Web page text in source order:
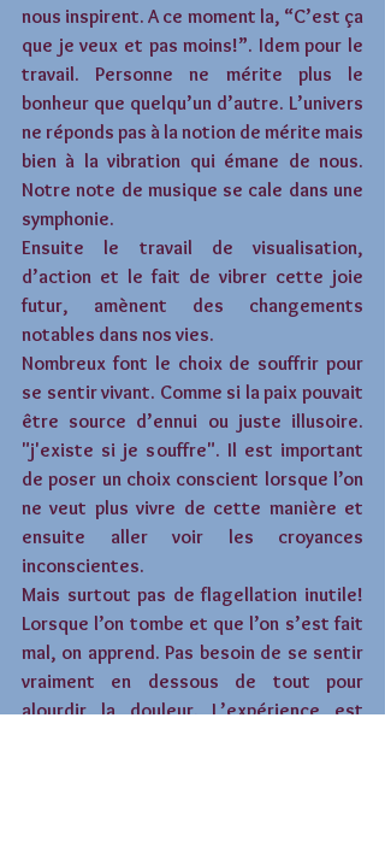
nous inspirent. A ce moment la, “C’est ça
que je veux et pas moins!”. Idem pour le
travail. Personne ne mérite plus le
bonheur que quelqu’un d’autre. L’univers
ne réponds pas à la notion de mérite mais
bien à la vibration qui émane de nous.
Notre note de musique se cale dans une
symphonie.
Ensuite le travail de visualisation,
d’action et le fait de vibrer cette joie
futur, amènent des changements
notables dans nos vies.
Nombreux font le choix de souffrir pour
se sentir vivant. Comme si la paix pouvait
être source d’ennui ou juste illusoire.
"j'existe si je souffre". Il est important
de poser un choix conscient lorsque l’on
ne veut plus vivre de cette manière et
ensuite aller voir les croyances
inconscientes.
Mais surtout pas de flagellation inutile!
Lorsque l’on tombe et que l’on s’est fait
mal, on apprend. Pas besoin de se sentir
vraiment en dessous de tout pour
alourdir la douleur. L’expérience est